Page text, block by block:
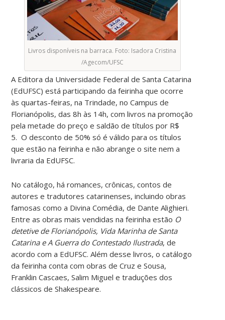
Livros disponíveis na barraca. Foto: Isadora Cristina
/Agecom/UFSC
A Editora da Universidade Federal de Santa Catarina
(EdUFSC) está participando da feirinha que ocorre
às quartas-feiras, na Trindade, no Campus de
Florianópolis, das 8h às 14h, com livros na promoção
pela metade do preço e saldão de títulos por R$
5. O desconto de 50% só é válido para os títulos
que estão na feirinha e não abrange o site nem a
livraria da EdUFSC.
No catálogo, há romances, crônicas, contos de
autores e tradutores catarinenses, incluindo obras
famosas como a Divina Comédia, de Dante Alighieri.
Entre as obras mais vendidas na feirinha estão O
detetive de Florianópolis, Vida Marinha de Santa
Catarina e A Guerra do Contestado Ilustrada, de
acordo com a EdUFSC. Além desse livros, o catálogo
da feirinha conta com obras de Cruz e Sousa,
Franklin Cascaes, Salim Miguel e traduções dos
clássicos de Shakespeare.